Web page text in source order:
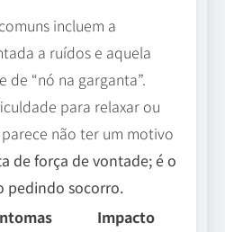
incluem a
a ruídos e aquela
de “nó na garganta”.
para relaxar ou
não ter um motivo
de força de vontade; é o
pedindo socorro.
Impacto